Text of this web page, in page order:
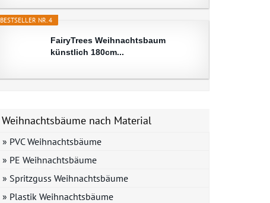
BESTSELLER NR. 4
FairyTrees Weihnachtsbaum
künstlich 180cm...
Weihnachtsbäume nach Material
» PVC Weihnachtsbäume
» PE Weihnachtsbäume
» Spritzguss Weihnachtsbäume
» Plastik Weihnachtsbäume